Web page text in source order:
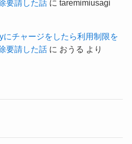
要請した話に taremimiusagi
チャージをしたら利用制限を
要請した話に おうる より